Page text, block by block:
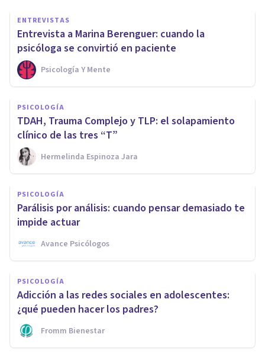
ENTREVISTAS
Entrevista a Marina Berenguer: cuando la
psicóloga se convirtió en paciente
Psicología Y Mente
PSICOLOGÍA
TDAH, Trauma Complejo y TLP: el solapamiento
clínico de las tres “T”
Hermelinda Espinoza Jara
PSICOLOGÍA
Parálisis por análisis: cuando pensar demasiado te
impide actuar
Avance Psicólogos
PSICOLOGÍA
Adicción a las redes sociales en adolescentes:
¿qué pueden hacer los padres?
Fromm Bienestar